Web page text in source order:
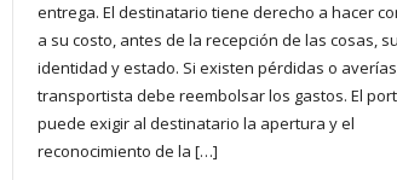
entrega. El destinatario tiene derecho a hacer
a su costo, antes de la recepción de las cosas, su
identidad y estado. Si existen pérdidas o
transportista debe reembolsar los gastos. El
puede exigir al destinatario la apertura y el
reconocimiento de la […]